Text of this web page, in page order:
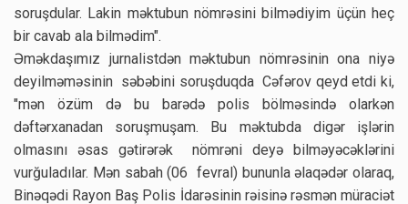
soruşdular. Lakin məktubun nömrəsini bilmədiyim üçün heç
bir cavab ala bilmədim".
Əməkdaşımız jurnalistdən məktubun nömrəsinin ona niyə
deyilməməsinin səbəbini soruşduqda Cəfərov qeyd etdi ki,
"mən özüm də bu barədə polis bölməsində olarkən
dəftərxanadan soruşmuşam. Bu məktubda digər işlərin
olmasını əsas gətirərək nömrəni deyə bilməyəcəklərini
vurğuladılar. Mən sabah (06 fevral) bununla əlaqədər olaraq,
Binəqədi Rayon Baş Polis İdarəsinin rəisinə rəsmən müraciət